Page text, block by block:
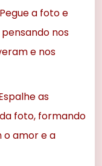
Pegue a foto e
nos
e nos
as
foto, formando
o amor e a